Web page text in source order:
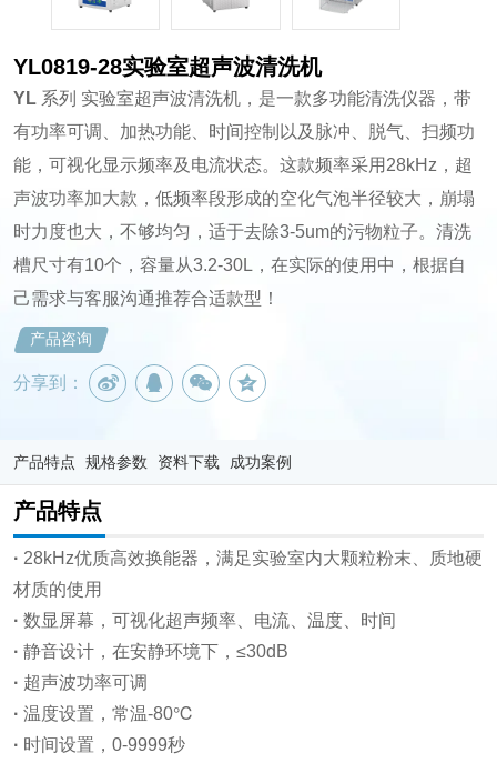
YL0819-28实验室超声波清洗机
YL 系列 实验室超声波清洗机，是一款多功能清洗仪器，带
有功率可调、加热功能、时间控制以及脉冲、脱气、扫频功
能，可视化显示频率及电流状态。这款频率采用28kHz，超
声波功率加大款，低频率段形成的空化气泡半径较大，崩塌
时力度也大，不够均匀，适于去除3-5um的污物粒子。清洗
槽尺寸有10个，容量从3.2-30L，在实际的使用中，根据自
己需求与客服沟通推荐合适款型！
产品咨询
分享到：
产品特点 规格参数 资料下载 成功案例
产品特点
· 28kHz优质高效换能器，满足实验室内大颗粒粉末、质地硬
材质的使用
·数显屏幕，可视化超声频率、电流、温度、时间
·静音设计，在安静环境下，≤30dB
· 超声波功率可调
·温度设置，常温-80℃
· 时间设置，0-9999秒